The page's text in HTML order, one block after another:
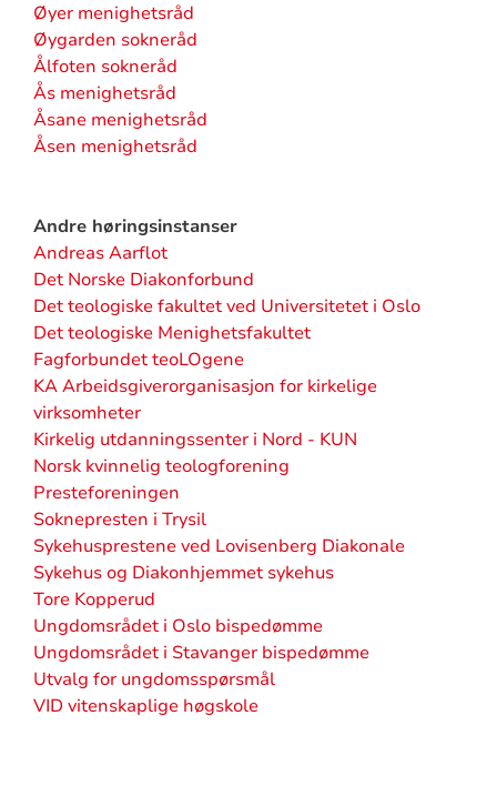
Øyer menighetsråd
Øygarden sokneråd
Ålfoten sokneråd
Ås menighetsråd
Åsane menighetsråd
Åsen menighetsråd
Andre høringsinstanser
Andreas Aarflot
Det Norske Diakonforbund
Det teologiske fakultet ved Universitetet i Oslo
Det teologiske Menighetsfakultet
Fagforbundet teoLOgene
KA Arbeidsgiverorganisasjon for kirkelige
virksomheter
Kirkelig utdanningssenter i Nord - KUN
Norsk kvinnelig teologforening
Presteforeningen
Soknepresten i Trysil
Sykehusprestene ved Lovisenberg Diakonale
Sykehus og Diakonhjemmet sykehus
Tore Kopperud
Ungdomsrådet i Oslo bispedømme
Ungdomsrådet i Stavanger bispedømme
Utvalg for ungdomsspørsmål
VID vitenskaplige høgskole